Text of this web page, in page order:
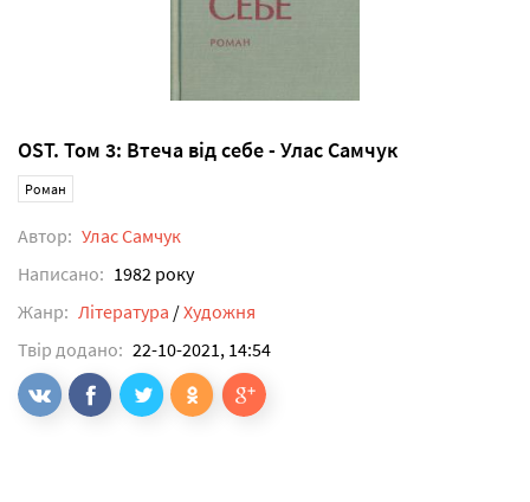
OST. Том 3: Втеча від себе - Улас Самчук
Роман
Автор: Улас Самчук
Написано: 1982 року
Жанр: Література /Художня
Твір додано: 22-10-2021, 14:54